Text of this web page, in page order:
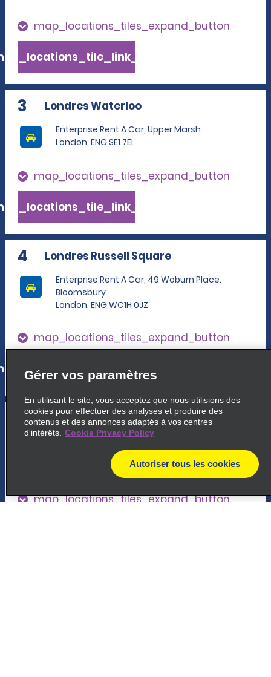
map_locations_tiles_expand_button
3 Londres Waterloo
Enterprise Rent A Car, Upper Marsh
London, ENG SE1 7EL
map_locations_tiles_expand_button
4 Londres Russell Square
Enterprise Rent A Car, 49 Woburn Place.
Bloomsbury
London, ENG WC1H 0JZ
map_locations_tiles_expand_button
5 Londres Park Lane
Enterprise Rent A Car, Q Park Car Park Park
London, ENG W1K 7AN
map_locations_tiles_expand_button
map
Gérer vos paramètres
En utilisant le site, vous acceptez que nous utilisions des
cookies pour effectuer des analyses et produire des
contenus et des annonces adaptés à vos centres
d'intérêts. Cookie Privacy Policy
Autoriser tous les cookies